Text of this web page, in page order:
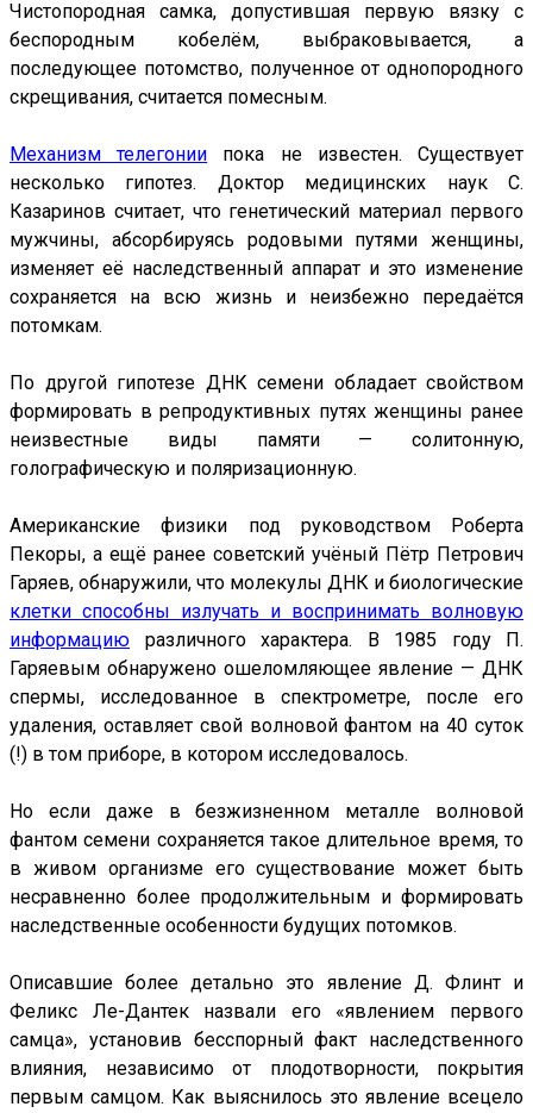
Чистопородная самка, допустившая первую вязку с
беспородным кобелём, выбраковывается, а
последующее потомство, полученное от однопородного
скрещивания, считается помесным.
Механизм телегонии пока не известен. Существует
несколько гипотез. Доктор медицинских наук С.
Казаринов считает, что генетический материал первого
мужчины, абсорбируясь родовыми путями женщины,
изменяет её наследственный аппарат и это изменение
сохраняется на всю жизнь и неизбежно передаётся
потомкам.
По другой гипотезе ДНК семени обладает свойством
формировать в репродуктивных путях женщины ранее
неизвестные виды памяти — солитонную,
голографическую и поляризационную.
Американские физики под руководством Роберта
Пекоры, а ещё ранее советский учёный Пётр Петрович
Гаряев, обнаружили, что молекулы ДНК и биологические
клетки способны излучать и воспринимать волновую
информацию различного характера. В 1985 году П.
Гаряевым обнаружено ошеломляющее явление — ДНК
спермы, исследованное в спектрометре, после его
удаления, оставляет свой волновой фантом на 40 суток
(!) в том приборе, в котором исследовалось.
Но если даже в безжизненном металле волновой
фантом семени сохраняется такое длительное время, то
в живом организме его существование может быть
несравненно более продолжительным и формировать
наследственные особенности будущих потомков.
Описавшие более детально это явление Д. Флинт и
Феликс Ле-Дантек назвали его «явлением первого
самца», установив бесспорный факт наследственного
влияния, независимо от плодотворности, покрытия
первым самцом. Как выяснилось это явление всецело